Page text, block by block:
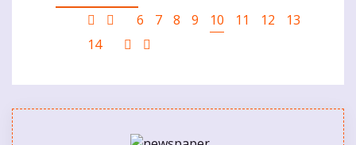
Pagination
First
page
Ankstesnis
puslapis
Puslapis
6 Puslapis
7 Puslapis
8 Puslapis
9
Current
10 Puslapis
11 Puslapis
12 Puslapis
13
Puslapis
14
Sekantis